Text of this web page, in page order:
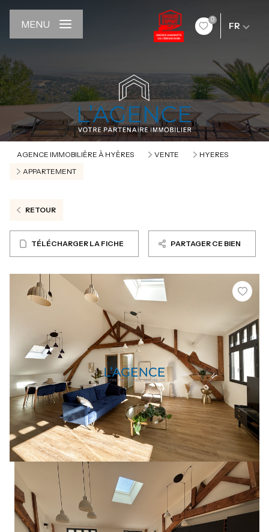
0
FR
MENU
AGENCE IMMOBILIÈRE À HYÈRES VENTE
HYERES
APPARTEMENT
RETOUR
TÉLÉCHARGER LA FICHE PARTAGER CE BIEN